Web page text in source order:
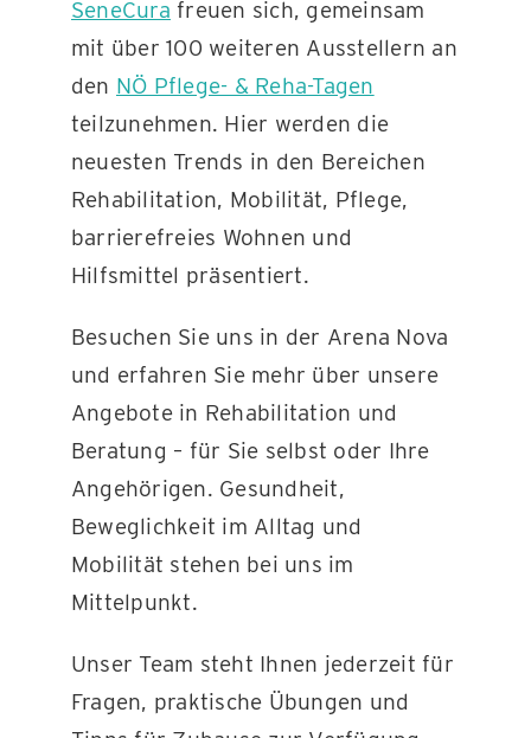
SeneCura freuen sich, gemeinsam
mit über 100 weiteren Ausstellern an
den NÖ Pflege- & Reha-Tagen
teilzunehmen. Hier werden die
neuesten Trends in den Bereichen
Rehabilitation, Mobilität, Pflege,
barrierefreies Wohnen und
Hilfsmittel präsentiert.
Besuchen Sie uns in der Arena Nova
und erfahren Sie mehr über unsere
Angebote in Rehabilitation und
Beratung – für Sie selbst oder Ihre
Angehörigen. Gesundheit,
Beweglichkeit im Alltag und
Mobilität stehen bei uns im
Mittelpunkt.
Unser Team steht Ihnen jederzeit für
Fragen, praktische Übungen und